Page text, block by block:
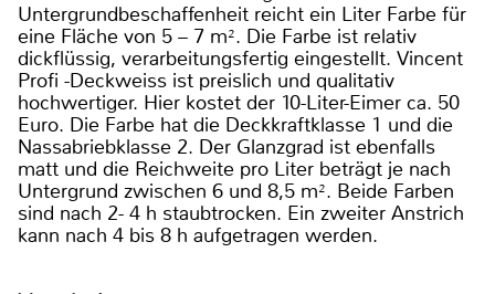
Untergrundbeschaffenheit reicht ein Liter Farbe für
eine Fläche von 5 – 7 m². Die Farbe ist relativ
dickflüssig, verarbeitungsfertig eingestellt. Vincent
Profi -Deckweiss ist preislich und qualitativ
hochwertiger. Hier kostet der 10-Liter-Eimer ca. 50
Euro. Die Farbe hat die Deckkraftklasse 1 und die
Nassabriebklasse 2. Der Glanzgrad ist ebenfalls
matt und die Reichweite pro Liter beträgt je nach
Untergrund zwischen 6 und 8,5 m². Beide Farben
sind nach 2- 4 h staubtrocken. Ein zweiter Anstrich
kann nach 4 bis 8 h aufgetragen werden.